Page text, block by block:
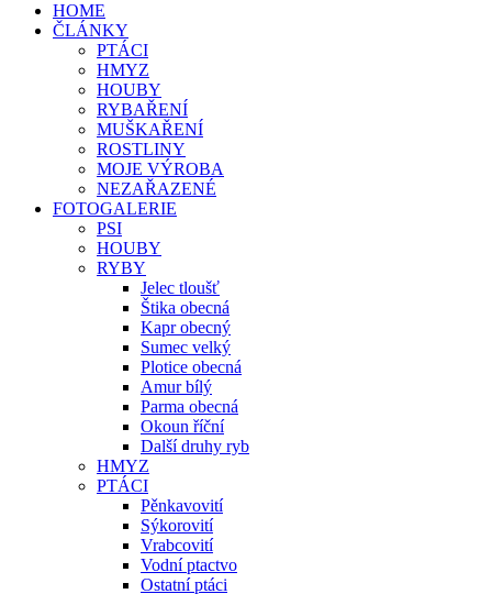
HOME
ČLÁNKY
PTÁCI
HMYZ
HOUBY
RYBAŘENÍ
MUŠKAŘENÍ
ROSTLINY
MOJE VÝROBA
NEZAŘAZENÉ
FOTOGALERIE
PSI
HOUBY
RYBY
Jelec tloušť
Štika obecná
Kapr obecný
Sumec velký
Plotice obecná
Amur bílý
Parma obecná
Okoun říční
Další druhy ryb
HMYZ
PTÁCI
Pěnkavovití
Sýkorovití
Vrabcovití
Vodní ptactvo
Ostatní ptáci